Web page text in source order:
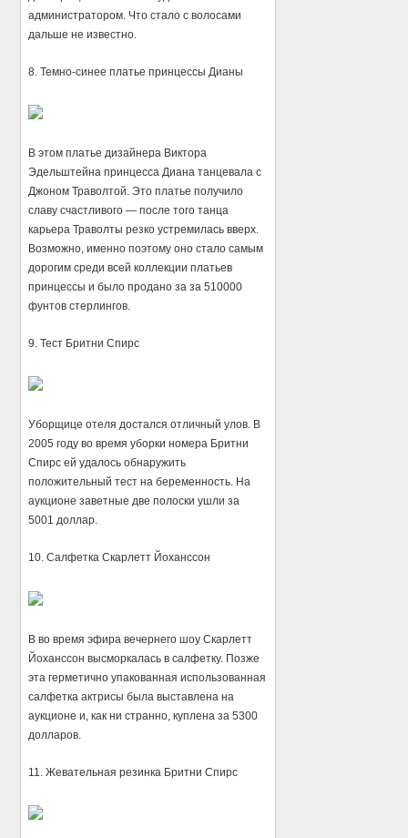
администратором. Что стало с волосами
дальше не известно.
8. Темно-синее платье принцессы Дианы
В этом платье дизайнера Виктора
Эдельштейна принцесса Диана танцевала с
Джоном Траволтой. Это платье получило
славу счастливого — после того танца
карьера Траволты резко устремилась вверх.
Возможно, именно поэтому оно стало самым
дорогим среди всей коллекции платьев
принцессы и было продано за за 510000
фунтов стерлингов.
9. Тест Бритни Спирс
Уборщице отеля достался отличный улов. В
2005 году во время уборки номера Бритни
Спирс ей удалось обнаружить
положительный тест на беременность. На
аукционе заветные две полоски ушли за
5001 доллар.
10. Салфетка Скарлетт Йоханссон
В во время эфира вечернего шоу Скарлетт
Йоханссон высморкалась в салфетку. Позже
эта герметично упакованная использованная
салфетка актрисы была выставлена на
аукционе и, как ни странно, куплена за 5300
долларов.
11. Жевательная резинка Бритни Спирс